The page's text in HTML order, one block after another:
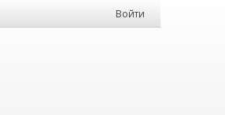
Войти